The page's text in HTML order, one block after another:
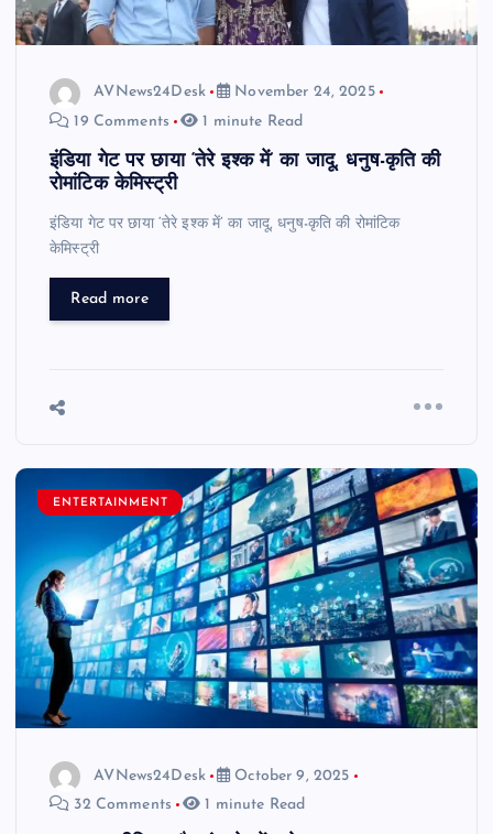
AVNews24Desk
November 24, 2025
19 Comments
1 minute Read
इंडिया गेट पर छाया ‘तेरे इश्क में’ का जादू, धनुष-कृति की
रोमांटिक केमिस्ट्री
इंडिया गेट पर छाया ‘तेरे इश्क में’ का जादू, धनुष-कृति की रोमांटिक
केमिस्ट्री
Read more
ENTERTAINMENT
AVNews24Desk
October 9, 2025
32 Comments
1 minute Read